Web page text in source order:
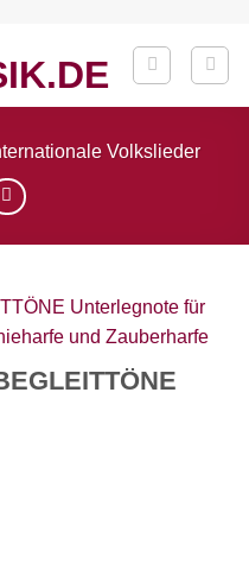
Volkslieder